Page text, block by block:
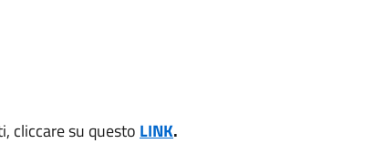
cliccare su questo LINK.